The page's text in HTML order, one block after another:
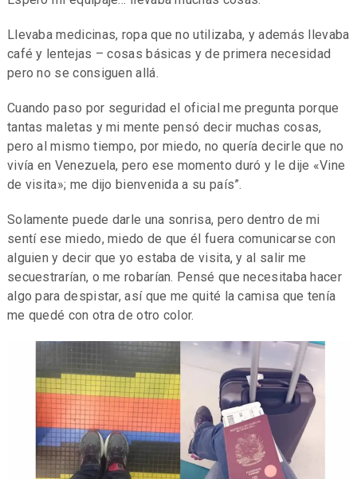
Llevaba medicinas, ropa que no utilizaba, y además llevaba
café y lentejas – cosas básicas y de primera necesidad
pero no se consiguen allá.
Cuando paso por seguridad el oficial me pregunta porque
tantas maletas y mi mente pensó decir muchas cosas,
pero al mismo tiempo, por miedo, no quería decirle que no
vivía en Venezuela, pero ese momento duró y le dije «Vine
de visita»; me dijo bienvenida a su país”.
Solamente puede darle una sonrisa, pero dentro de mi
sentí ese miedo, miedo de que él fuera comunicarse con
alguien y decir que yo estaba de visita, y al salir me
secuestrarían, o me robarían. Pensé que necesitaba hacer
algo para despistar, así que me quité la camisa que tenía
me quedé con otra de otro color.